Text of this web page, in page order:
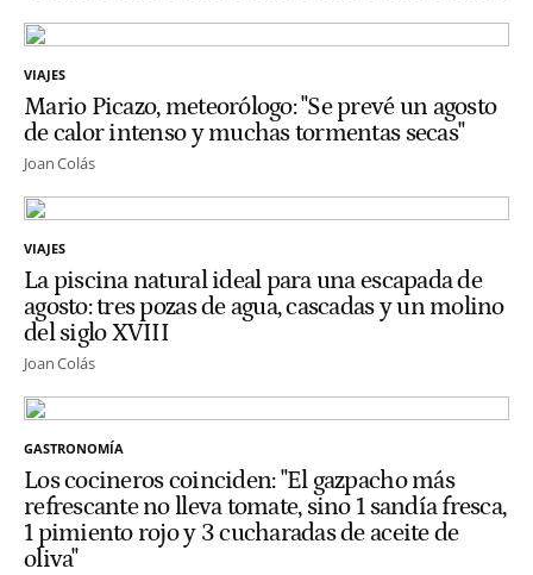
VIAJES
Mario Picazo, meteorólogo: "Se prevé un agosto
de calor intenso y muchas tormentas secas"
Joan Colás
VIAJES
La piscina natural ideal para una escapada de
agosto: tres pozas de agua, cascadas y un molino
del siglo XVIII
Joan Colás
GASTRONOMÍA
Los cocineros coinciden: "El gazpacho más
refrescante no lleva tomate, sino 1 sandía fresca,
1 pimiento rojo y 3 cucharadas de aceite de
oliva"